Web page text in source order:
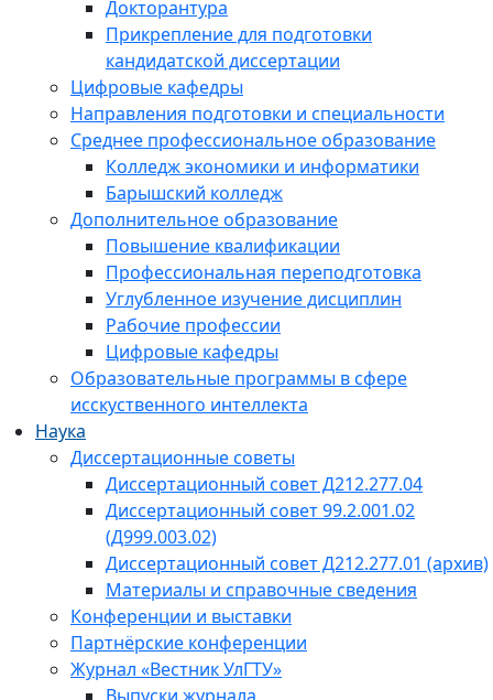
Докторантура
Прикрепление для подготовки
кандидатской диссертации
Цифровые кафедры
Направления подготовки и специальности
Среднее профессиональное образование
Колледж экономики и информатики
Барышский колледж
Дополнительное образование
Повышение квалификации
Профессиональная переподготовка
Углубленное изучение дисциплин
Рабочие профессии
Цифровые кафедры
Образовательные программы в сфере
исскуственного интеллекта
Наука
Диссертационные советы
Диссертационный совет Д212.277.04
Диссертационный совет 99.2.001.02
(Д999.003.02)
Диссертационный совет Д212.277.01 (архив)
Материалы и справочные сведения
Конференции и выставки
Партнёрские конференции
Журнал «Вестник УлГТУ»